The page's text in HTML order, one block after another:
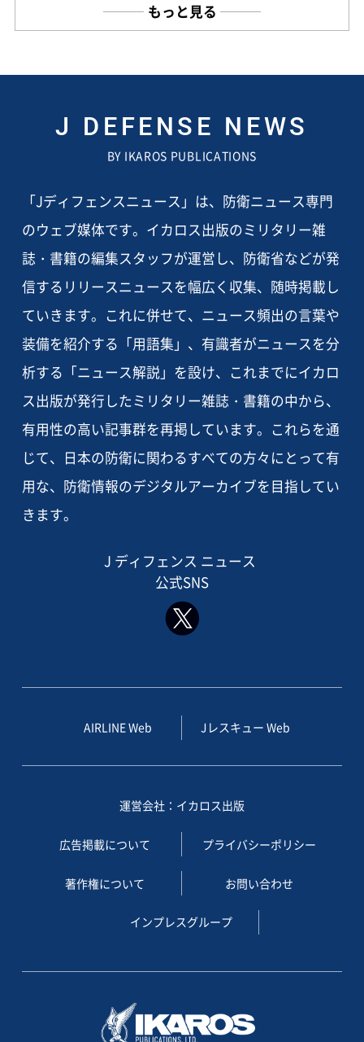
もっと見る
J DEFENSE NEWS
BY IKAROS PUBLICATIONS
「Jディフェンスニュース」は、防衛ニュース専門
のウェブ媒体です。イカロス出版のミリタリー雑
誌・書籍の編集スタッフが運営し、防衛省などが発
信するリリースニュースを幅広く収集、随時掲載し
ていきます。これに併せて、ニュース頻出の言葉や
装備を紹介する「用語集」、有識者がニュースを分
析する「ニュース解説」を設け、これまでにイカロ
ス出版が発行したミリタリー雑誌・書籍の中から、
有用性の高い記事群を再掲しています。これらを通
じて、日本の防衛に関わるすべての方々にとって有
用な、防衛情報のデジタルアーカイブを目指してい
きます。
J ディフェンス ニュース
公式SNS
AIRLINE Web Jレスキュー Web
運営会社：イカロス出版
広告掲載について プライバシーポリシー
著作権について お問い合わせ
インプレスグループ